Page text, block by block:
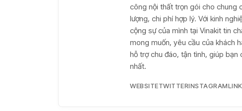
công nội thất trọn gói cho chung
lượng, chi phí hợp lý. Với kinh
cộng sự của mình tại Vinakit tin
mong muốn, yêu cầu của khách
hỗ trợ chu đáo, tận tình, giúp bạn
nhất.
WEBSITETWITTERINSTAGRAM